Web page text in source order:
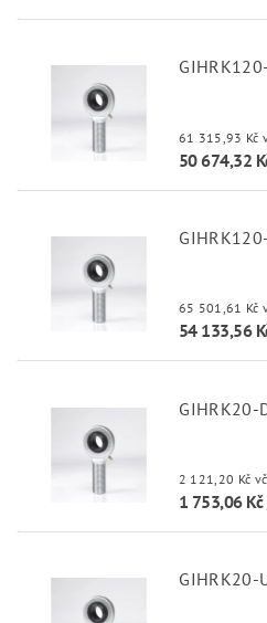
50 674,32
54 133,56
GIHRK20-
2
1 753,06 Kč
GIHRK20-